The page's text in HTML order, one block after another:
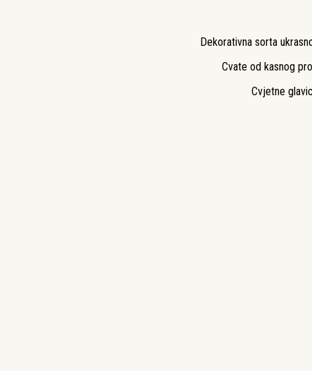
Dekorativna sorta
Cvate od kasnog
Cvjetne